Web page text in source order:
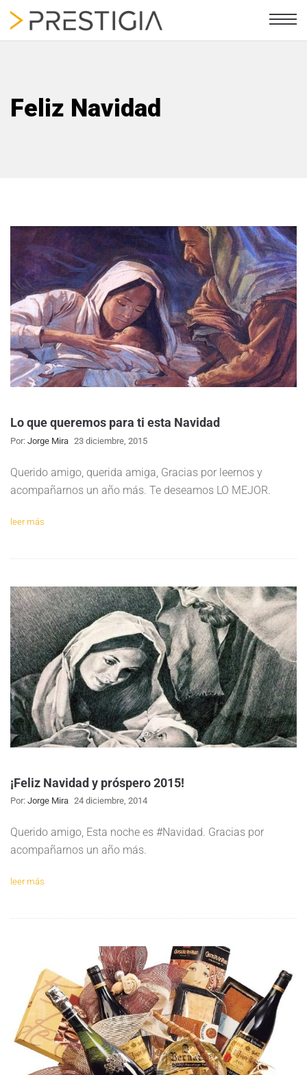
Feliz Navidad
Lo que queremos para ti esta Navidad
Por: Jorge Mira 23 diciembre, 2015
Querido amigo, querida amiga, Gracias por leernos y
acompañarnos un año más. Te deseamos LO MEJOR.
leer más
¡Feliz Navidad y próspero 2015!
Por: Jorge Mira 24 diciembre, 2014
Querido amigo, Esta noche es #Navidad. Gracias por
acompañarnos un año más.
leer más